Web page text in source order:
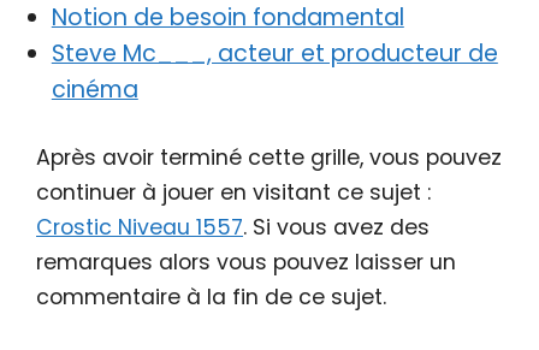
Notion de besoin fondamental
Steve Mc___, acteur et producteur de
cinéma
Après avoir terminé cette grille, vous pouvez
continuer à jouer en visitant ce sujet :
Crostic Niveau 1557. Si vous avez des
remarques alors vous pouvez laisser un
commentaire à la fin de ce sujet.